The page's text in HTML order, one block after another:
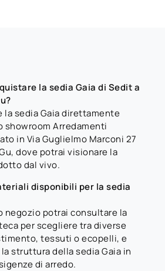
la sedia Gaia di Sedit a
la sedia Gaia direttamente
showroom Arredamenti
in Via Guglielmo Marconi 27
dove potrai visionare la
dal vivo.
disponibili per la sedia
negozio potrai consultare la
per scegliere tra diverse
tessuti o ecopelli, e
struttura della sedia Gaia in
di arredo.